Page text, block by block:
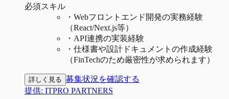
必須スキル
・ Webフロントエンド開発の実務経験
（React/Next.js等）
・ API連携の実装経験
・ 仕様書や設計ドキュメントの作成経験
（FinTechのため厳密性が求められます）
詳しく見る 募集状況を確認する
提供: ITPRO PARTNERS